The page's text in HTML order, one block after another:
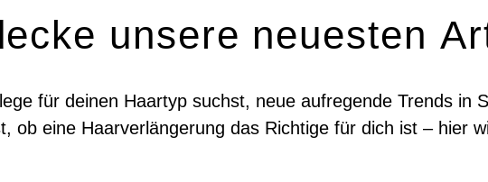
unsere neuesten
für deinen Haartyp suchst, neue aufregende Trends in
ob eine Haarverlängerung das Richtige für dich ist – hier